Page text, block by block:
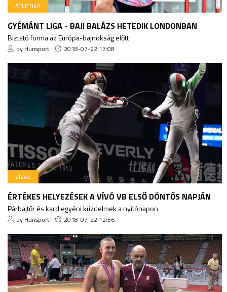
ATLÉTIKA
GYÉMÁNT LIGA - BAJI BALÁZS HETEDIK LONDONBAN
Biztató forma az Európa-bajnokság előtt
by Hunsport 2018-07-22 17:08
VÍVÁS
ÉRTÉKES HELYEZÉSEK A VÍVÓ VB ELSŐ DÖNTŐS NAPJÁN
Párbajtőr és kard egyéni küzdelmek a nyitónapon
by Hunsport 2018-07-22 12:56